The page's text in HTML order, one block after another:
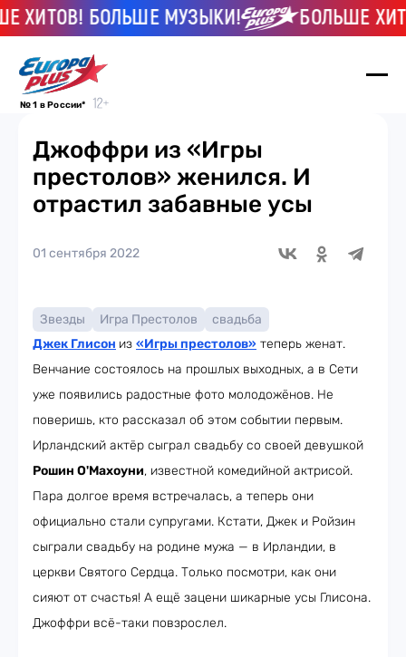
БОЛЬШЕ МУЗЫКИ! БОЛЬШЕ
№ 1 в России*
Джоффри из «Игры
престолов» женился. И
отрастил забавные усы
01 сентября 2022
Звезды Игра Престолов
свадьба
Джек Глисон из «Игры престолов» теперь женат.
Венчание состоялось на прошлых выходных, а в Сети
уже появились радостные фото молодожёнов. Не
поверишь, кто рассказал об этом событии первым.
Ирландский актёр сыграл свадьбу со своей девушкой
Рошин О'Махоуни, известной комедийной актрисой.
Пара долгое время встречалась, а теперь они
официально стали супругами. Кстати, Джек и Ройзин
сыграли свадьбу на родине мужа — в Ирландии, в
церкви Святого Сердца. Только посмотри, как они
сияют от счастья! А ещё зацени шикарные усы Глисона.
Джоффри всё-таки повзрослел.